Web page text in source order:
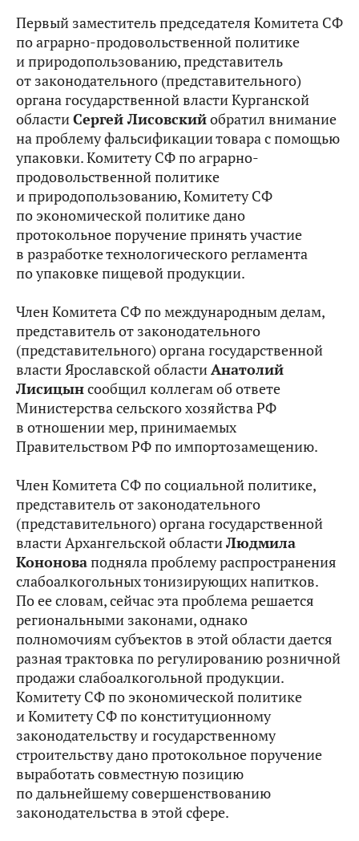
Первый заместитель председателя Комитета СФ
по аграрно-продовольственной политике
и природопользованию, представитель
от законодательного (представительного)
органа государственной власти Курганской
областиСергей Лисовскийобратил внимание
на проблему фальсификации товара с помощью
упаковки. Комитету СФ по аграрно-
продовольственной политике
и природопользованию, Комитету СФ
по экономической политике дано
протокольное поручение принять участие
в разработке технологического регламента
по упаковке пищевой продукции.
Член Комитета СФ по международным делам,
представитель от законодательного
(представительного) органа государственной
власти Ярославской областиАнатолий
Лисицынсообщил коллегам об ответе
Министерства сельского хозяйства РФ
в отношении мер, принимаемых
Правительством РФ по импортозамещению.
Член Комитета СФ по социальной политике,
представитель от законодательного
(представительного) органа государственной
власти Архангельской областиЛюдмила
Кононоваподняла проблему распространения
слабоалкогольных тонизирующих напитков.
По ее словам, сейчас эта проблема решается
региональными законами, однако
полномочиям субъектов в этой области дается
разная трактовка по регулированию розничной
продажи слабоалкогольной продукции.
Комитету СФ по экономической политике
и Комитету СФ по конституционному
законодательству и государственному
строительству дано протокольное поручение
выработать совместную позицию
по дальнейшему совершенствованию
законодательства в этой сфере.